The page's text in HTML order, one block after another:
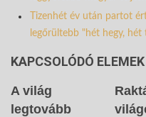
Tizenhét év után partot
legőrültebb "hét hegy,
KAPCSOLÓDÓ ELEMEK
A világ
legtovább